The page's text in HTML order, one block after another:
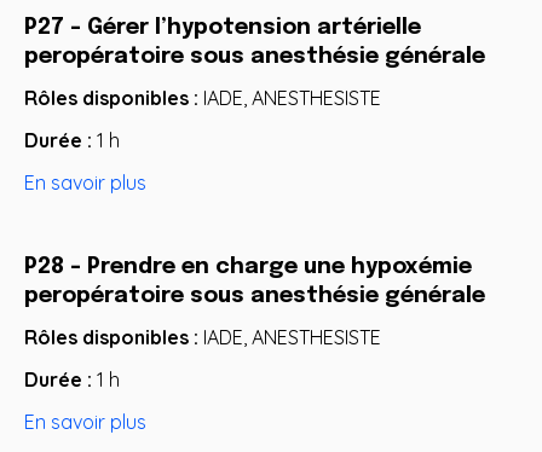
P27 - Gérer l’hypotension artérielle
peropératoire sous anesthésie générale
Rôles disponibles : IADE, ANESTHESISTE
Durée : 1 h
En savoir plus
P28 - Prendre en charge une hypoxémie
peropératoire sous anesthésie générale
Rôles disponibles : IADE, ANESTHESISTE
Durée : 1 h
En savoir plus